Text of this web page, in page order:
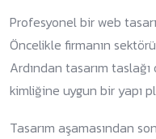
Profesyonel bir web
Öncelikle firmanın
Ardından tasarım
kimliğine uygun bir yapı
Tasarım aşamasından